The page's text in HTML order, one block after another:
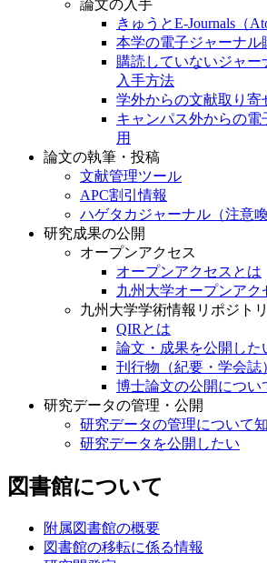
論文の入手
きゅうとE-Journals（
本学の電子ジャーナル
購読していないジャー
入手方法
学外からの文献取り寄
キャンパス外からの電
用
論文の執筆・投稿
文献管理ツール
APC割引情報
ハゲタカジャーナル（注意喚
研究成果の公開
オープンアクセス
オープンアクセスとは
九州大学オープンアク
九州大学学術情報リポジトリ
QIRとは
論文・成果を公開した
刊行物（紀要・学会誌
博士論文の公開につい
研究データの管理・公開
研究データの管理について
研究データを公開したい
図書館について
附属図書館の概要
図書館の移転に係る情報